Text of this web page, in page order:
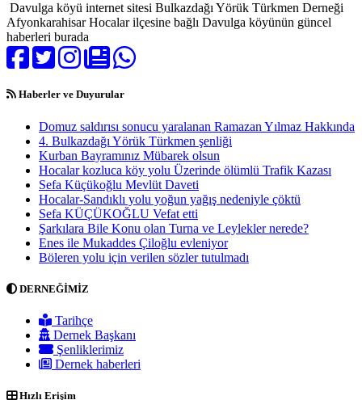
Davulga köyü internet sitesi Bulkazdağı Yörük Türkmen Derneği
Afyonkarahisar Hocalar ilçesine bağlı Davulga köyünün güncel
haberleri burada
Haberler ve Duyurular
Domuz saldırısı sonucu yaralanan Ramazan Yılmaz Hakkında
4. Bulkazdağı Yörük Türkmen şenliği
Kurban Bayramınız Mübarek olsun
Hocalar kozluca köy yolu Üzerinde ölümlü Trafik Kazası
Sefa Küçükoğlu Mevlüt Daveti
Hocalar-Sandıklı yolu yoğun yağış nedeniyle çöktü
Sefa KÜÇÜKOĞLU Vefat etti
Şarkılara Bile Konu olan Turna ve Leylekler nerede?
Enes ile Mukaddes Çiloğlu evleniyor
Böleren yolu için verilen sözler tutulmadı
DERNEĞİMİZ
Tarihçe
Dernek Başkanı
Şenliklerimiz
Dernek haberleri
Hızlı Erişim